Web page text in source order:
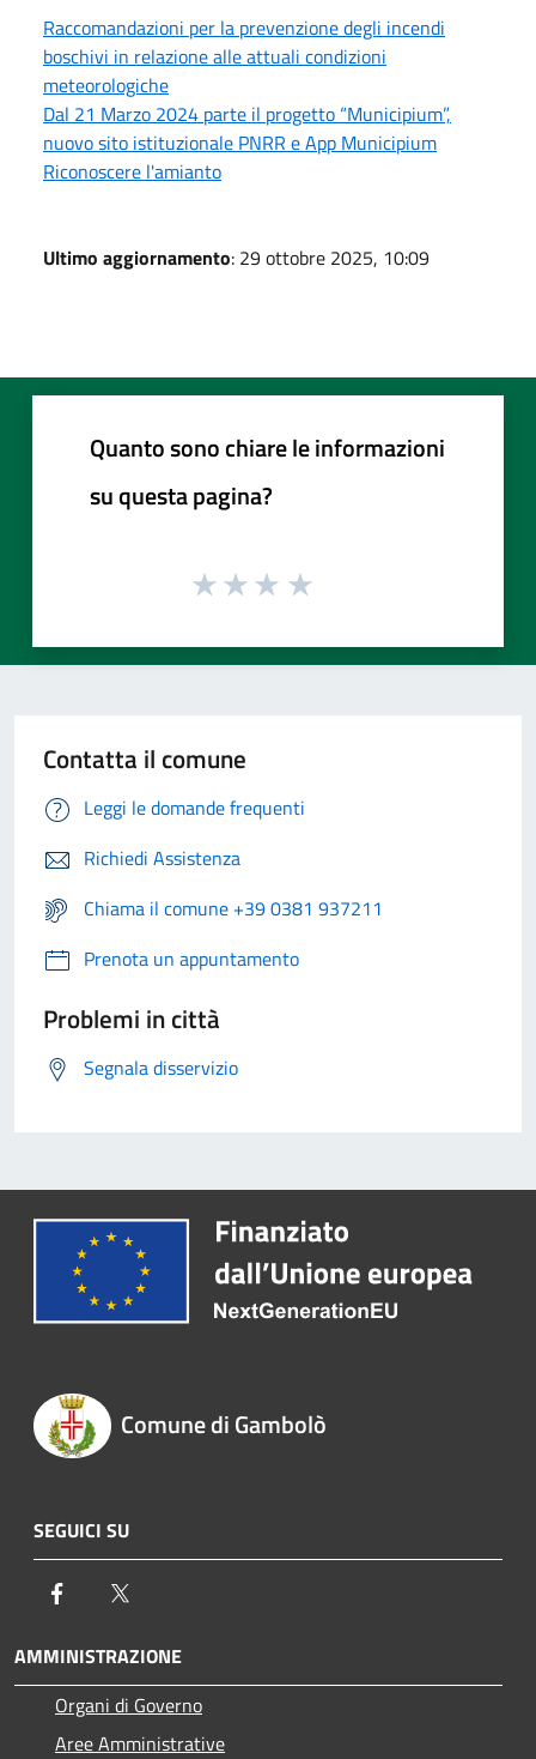
Raccomandazioni per la prevenzione degli incendi
boschivi in relazione alle attuali condizioni
meteorologiche
Dal 21 Marzo 2024 parte il progetto “Municipium”,
nuovo sito istituzionale PNRR e App Municipium
Riconoscere l'amianto
Ultimo aggiornamento: 29 ottobre 2025, 10:09
Quanto sono chiare le informazioni
su questa pagina?
Contatta il comune
Leggi le domande frequenti
Richiedi Assistenza
Chiama il comune +39 0381 937211
Prenota un appuntamento
Problemi in città
Segnala disservizio
Comune di Gambolò
SEGUICI SU
Facebook
AMMINISTRAZIONE
Organi di Governo
Aree Amministrative